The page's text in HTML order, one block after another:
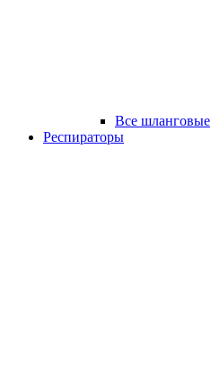
Все шланговые
Респираторы